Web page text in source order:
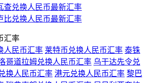
查兑换人民币最新汇率
比兑换人民币最新汇率
汇率
人民币汇率 莱特币兑换人民币汇率 泰铢
哥道拉姆兑换人民币汇率 乌干达先令兑
换人民币汇率 港元兑换人民币汇率 黎巴